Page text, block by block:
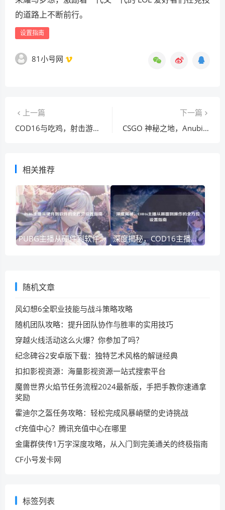
的道路上不断前行。
设置指南
81小号网
上一篇
COD16与吃鸡，射击游戏体验深度对比
下一篇
CSGO 神秘之地，Anubis（阿努比斯）
相关推荐
PUBG主播从硬件到软件的全方位设置指南 深度揭秘，COD16主播从画面到操作的全方位设置指南
随机文章
风幻想6全职业技能与战斗策略攻略
随机团队攻略：提升团队协作与胜率的实用技巧
穿越火线活动这么火爆？你参加了吗？
纪念碑谷2安卓版下载：独特艺术风格的解谜经典
扣扣影视资源：海量影视资源一站式搜索平台
魔兽世界火焰节任务流程2024最新版，手把手教你速通拿
奖励
霍迪尔之盔任务攻略：轻松完成风暴峭壁的史诗挑战
cf充值中心？腾讯充值中心在哪里
金庸群侠传1万字深度攻略，从入门到完美通关的终极指南
CF小号发卡网
标签列表